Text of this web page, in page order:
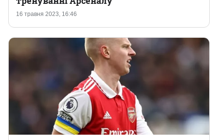
16 травня 2023, 16:46